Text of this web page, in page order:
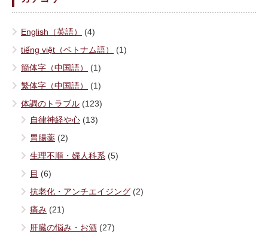
English（英語）
(4)
tiếng việt（ベトナム語）
(1)
簡体字（中国語）
(1)
繁体字（中国語）
(1)
体調のトラブル (123)
自律神経や心 (13)
胃腸薬 (2)
生理不順・婦人科系 (5)
目 (6)
抗老化・アンチエイジング (2)
痛み (21)
肝臓の悩み・お酒 (27)